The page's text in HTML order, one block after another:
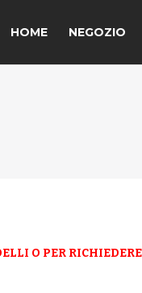
HOME NEGOZIO
O PER